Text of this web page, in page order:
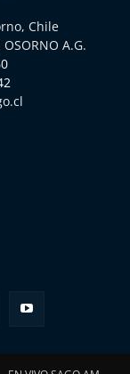
Chile
OSORNO A.G.